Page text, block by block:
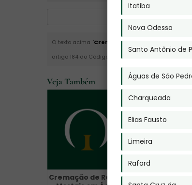
Itatiba
Nova Odessa
Santo Antônio de
Águas de São
Charqueada
Elias Fausto
Limeira
Rafard
O texto acima "Cremação de Ossos
" é de
artigo 184 do Código Penal. –
Lei n° 9.610-98
Veja Também
Cremação de Restos